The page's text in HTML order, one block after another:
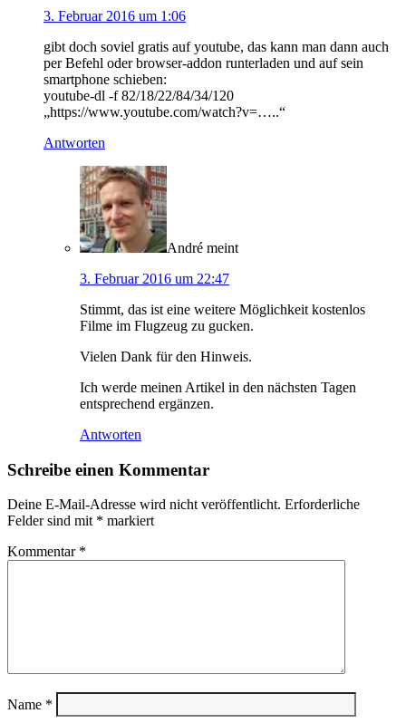
3. Februar 2016 um 1:06
gibt doch soviel gratis auf youtube, das kann man dann auch
per Befehl oder browser-addon runterladen und auf sein
smartphone schieben:
youtube-dl -f 82/18/22/84/34/120
„https://www.youtube.com/watch?v=…..“
Antworten
André meint
3. Februar 2016 um 22:47
Stimmt, das ist eine weitere Möglichkeit kostenlos
Filme im Flugzeug zu gucken.
Vielen Dank für den Hinweis.
Ich werde meinen Artikel in den nächsten Tagen
entsprechend ergänzen.
Antworten
Schreibe einen Kommentar
Deine E-Mail-Adresse wird nicht veröffentlicht. Erforderliche
Felder sind mit * markiert
Kommentar *
Name *